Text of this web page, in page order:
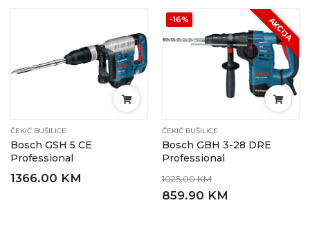
ČEKIĆ BUŠILICE
Bosch GSH 5 CE
Professional
1366.00 KM
-16% AKCIJA
ČEKIĆ BUŠILICE
Bosch GBH 3-28 DRE
Professional
1025.00 KM
859.90 KM